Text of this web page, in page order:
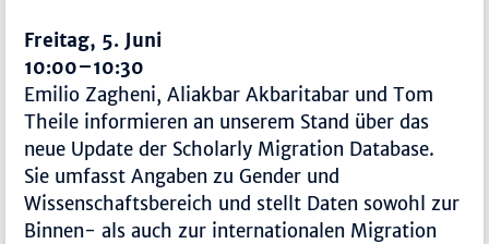
Freitag, 5. Juni
10:00–10:30
Emilio Zagheni, Aliakbar Akbaritabar und Tom
Theile informieren an unserem Stand über das
neue Update der Scholarly Migration Database.
Sie umfasst Angaben zu Gender und
Wissenschaftsbereich und stellt Daten sowohl zur
Binnen- als auch zur internationalen Migration